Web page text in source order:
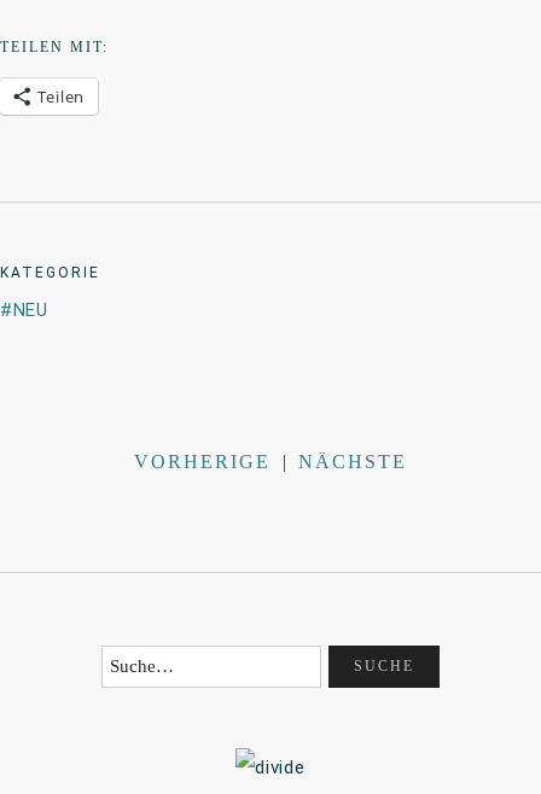
TEILEN MIT:
Teilen
KATEGORIE
NEU
VORHERIGE | NÄCHSTE